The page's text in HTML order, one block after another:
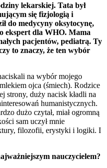
lekarskiej. Tata był
się fizjologią i
do medycyny oksytocynę,
ekspert dla WHO. Mama
pacjentów, pediatrą. Ty
to znaczy, że ten wybór
na wybór mojego
ojca (śmiech). Rodzice
strony, duży nacisk kładli na
humanistycznych.
dużo czytał, miał ogromną
sam uczył mnie
filozofii, erystyki i logiki. I
nauczycielem?